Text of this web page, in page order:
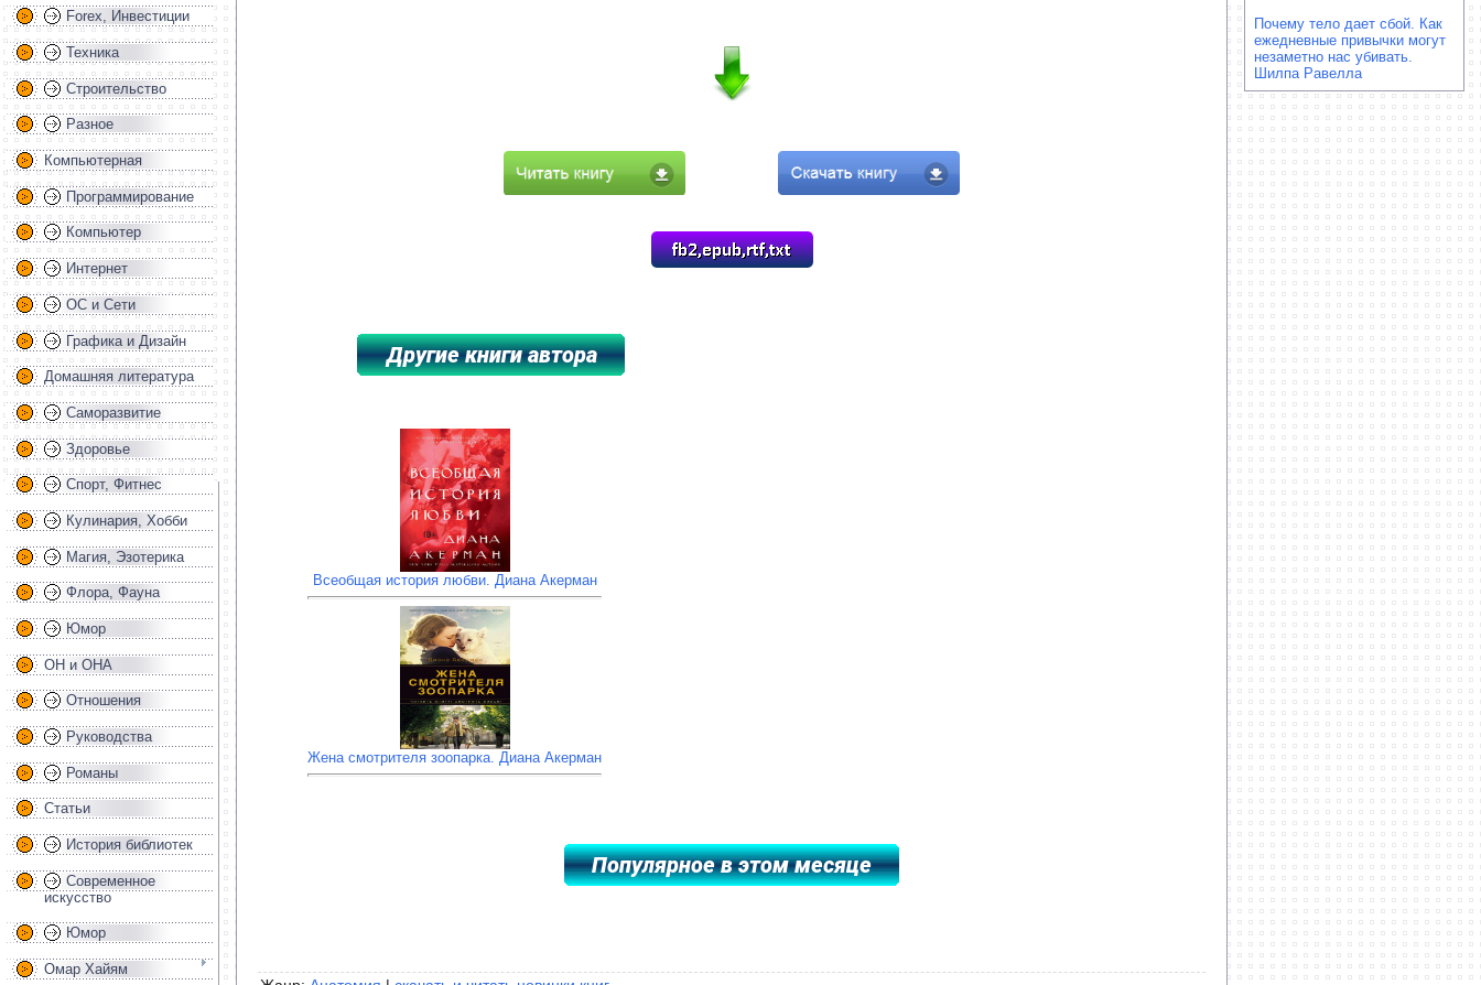
Forex, Инвестиции
Техника
Строительство
Разное
Компьютерная
Программирование
Компьютер
Интернет
ОС и Сети
Графика и Дизайн
Домашняя литература
Саморазвитие
Здоровье
Спорт, Фитнес
Кулинария, Хобби
Магия, Эзотерика
Флора, Фауна
Юмор
ОН и ОНА
Отношения
Руководства
Романы
Статьи
История библиотек
Современное
искусство
Юмор
Омар Хайям
Всеобщая история любви. Диана Акерман
Жена смотрителя зоопарка. Диана Акерман
Почему тело дает сбой. Как
ежедневные привычки могут
незаметно нас убивать.
Шилпа Равелла